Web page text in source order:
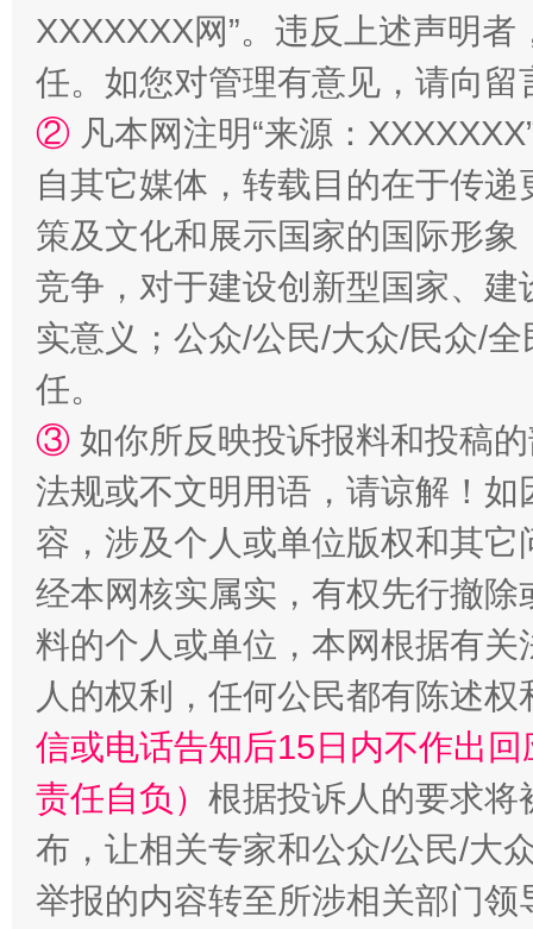
漫山遍野的桃花与雪山、麦地、白藏房 除
招工难、用工荒背后
XXXXXXX网”。违反上述声明
任。如您对管理有意见，请向
② 凡本网注明“来源：
自其它媒体，转载目的在于传
策及文化和展示国家的国际形
竞争，对于建设创新型国家、
实意义；公众/公民/大众/民众/
任。
③ 如你所反映投诉报料和投稿
法规或不文明用语，请谅解！
容，涉及个人或单位版权和其它
经本网核实属实，有权先行撤
料的个人或单位，本网根据有
人的权利，任何公民都有陈述
信或电话告知后15日内不作出
责任自负） 根据投诉人的要求将
布，让相关专家和公众/公民/大
举报的内容转至所涉相关部门